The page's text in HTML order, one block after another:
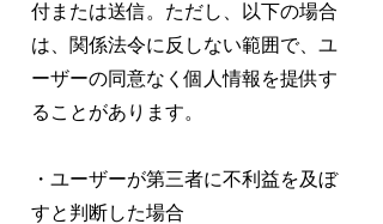
付または送信。ただし、以下の場合
は、関係法令に反しない範囲で、ユ
ーザーの同意なく個人情報を提供す
ることがあります。
・ユーザーが第三者に不利益を及ぼ
すと判断した場合